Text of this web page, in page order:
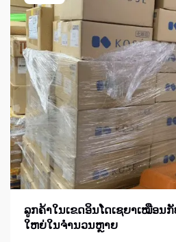
ລູກຄ້າໃນເຂດອິນໂດເຊຍາເໝືອນ
ໃຫຍ່ໃນຈຳນວນຫຼາຍ